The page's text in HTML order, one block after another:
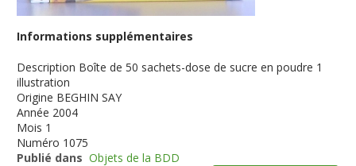
Informations supplémentaires
Description Boîte de 50 sachets-dose de sucre en poudre 1
illustration
Origine BEGHIN SAY
Année 2004
Mois 1
Numéro 1075
Publié dans Objets de la BDD